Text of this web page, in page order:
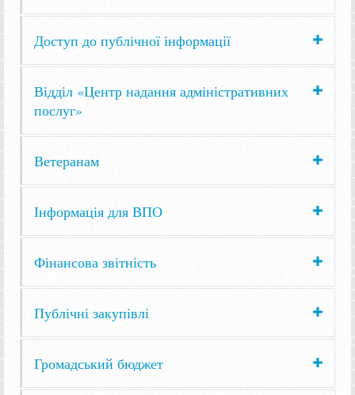
Доступ до публічної інформації
Відділ «Центр надання адміністративних
послуг»
Ветеранам
Інформація для ВПО
Фінансова звітність
Публічні закупівлі
Громадський бюджет